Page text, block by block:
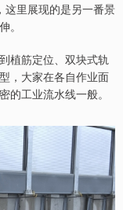
里展现的是另一番景
。
植筋定位、双块式轨
，大家在各自作业面
的工业流水线一般。